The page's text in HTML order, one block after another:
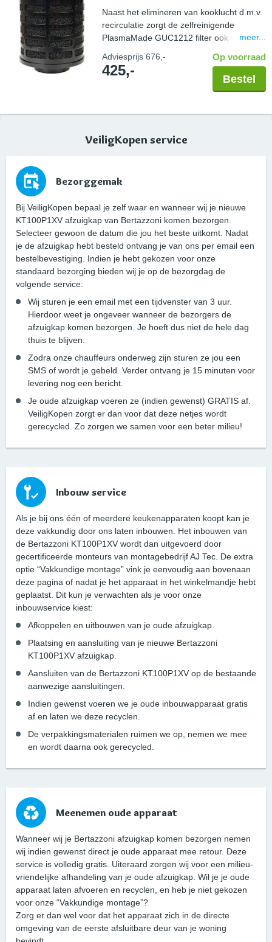
Naast het elimineren van kooklucht d.m.v.
recirculatie zorgt de zelfreinigende
PlasmaMade GUC1212 filter ook voor een
pollen en bacteriën. Controleer altijd de
maatvoering van uw schacht in combinatie
met een PlasmaMade filter. Let hierbij op
benodigde hoogte van 20cm. Capaciteit
meer...
Adviesprijs 676,-
425,-
Op voorraad
Bestel
VeiligKopen service
Bezorggemak
Bij VeiligKopen bepaal je zelf waar en wanneer wij je nieuwe
KT100P1XV afzuigkap van Bertazzoni komen bezorgen.
Selecteer gewoon de datum die jou het beste uitkomt. Nadat
je de afzuigkap hebt besteld ontvang je van ons per email een
bestelbevestiging. Indien je hebt gekozen voor onze
standaard bezorging bieden wij je op de bezorgdag de
volgende service:
Wij sturen je een email met een tijdvenster van 3 uur.
Hierdoor weet je ongeveer wanneer de bezorgers de
afzuigkap komen bezorgen. Je hoeft dus niet de hele dag
thuis te blijven.
Zodra onze chauffeurs onderweg zijn sturen ze jou een
SMS of wordt je gebeld. Verder ontvang je 15 minuten voor
levering nog een bericht.
Je oude afzuigkap voeren ze (indien gewenst) GRATIS af.
VeiligKopen zorgt er dan voor dat deze netjes wordt
gerecycled. Zo zorgen we samen voor een beter milieu!
Inbouw service
Als je bij ons één of meerdere keukenapparaten koopt kan je
deze vakkundig door ons laten inbouwen. Het inbouwen van
de Bertazzoni KT100P1XV wordt dan uitgevoerd door
gecertificeerde monteurs van montagebedrijf AJ Tec. De extra
optie “Vakkundige montage” vink je eenvoudig aan bovenaan
deze pagina of nadat je het apparaat in het winkelmandje hebt
geplaatst. Dit kun je verwachten als je voor onze
inbouwservice kiest:
Afkoppelen en uitbouwen van je oude afzuigkap.
Plaatsing en aansluiting van je nieuwe Bertazzoni
KT100P1XV afzuigkap.
Aansluiten van de Bertazzoni KT100P1XV op de bestaande
aanwezige aansluitingen.
Indien gewenst voeren we je oude inbouwapparaat gratis
af en laten we deze recyclen.
De verpakkingsmaterialen ruimen we op, nemen we mee
en wordt daarna ook gerecycled.
Meenemen oude apparaat
Wanneer wij je Bertazzoni afzuigkap komen bezorgen nemen
wij indien gewenst direct je oude apparaat mee retour. Deze
service is volledig gratis. Uiteraard zorgen wij voor een milieu-
vriendelijke afhandeling van je oude afzuigkap. Wil je je oude
apparaat laten afvoeren en recyclen, en heb je niet gekozen
voor onze “Vakkundige montage”?
Zorg er dan wel voor dat het apparaat zich in de directe
omgeving van de eerste afsluitbare deur van je woning